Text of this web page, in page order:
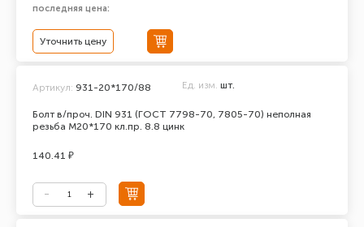
последняя цена:
Уточнить цену
Болт в/проч. DIN 931 (ГОСТ 7798-70, 7805-70) неполная
резьба М20*170 кл.пр. 8.8 цинк
Артикул: 931-20*170/88 Ед. изм. шт.
140.41 ₽